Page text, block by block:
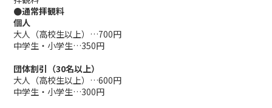
●通常拝観料
個人
大人（高校生以上）…700円
中学生・小学生…350円
団体割引（30名以上）
大人（高校生以上）…600円
中学生・小学生…300円